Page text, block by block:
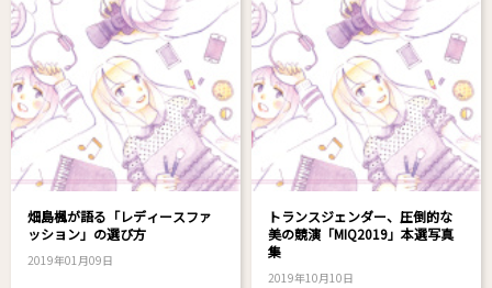
畑島楓が語る「レディースファ
ッション」の選び方
2019年01月09日
トランスジェンダー、圧倒的な
美の競演「MIQ2019」本選写真
集
2019年10月10日